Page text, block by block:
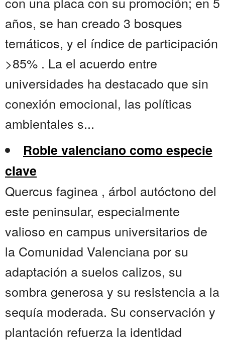
años, se han creado 3 bosques
temáticos, y el índice de participación
>85% . La el acuerdo entre
universidades ha destacado que sin
conexión emocional, las políticas
ambientales s...
Roble valenciano como especie
clave
Quercus faginea , árbol autóctono del
este peninsular, especialmente
valioso en campus universitarios de
la Comunidad Valenciana por su
adaptación a suelos calizos, su
sombra generosa y su resistencia a la
sequía moderada. Su conservación y
plantación refuerza la identidad